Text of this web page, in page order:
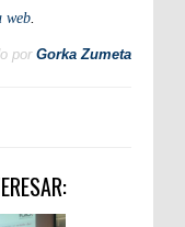
web
por Gorka Zumeta